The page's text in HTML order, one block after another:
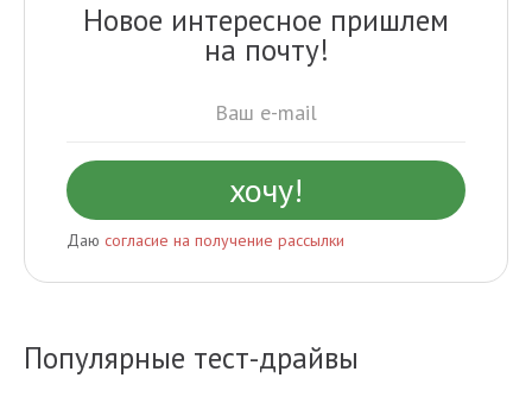
Новое интересное пришлем
на почту!
Даю согласие на получение рассылки
Популярные тест-драйвы